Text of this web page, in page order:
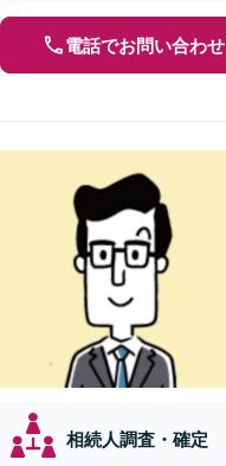
電話でお問い合わせ
相続人調査・確定